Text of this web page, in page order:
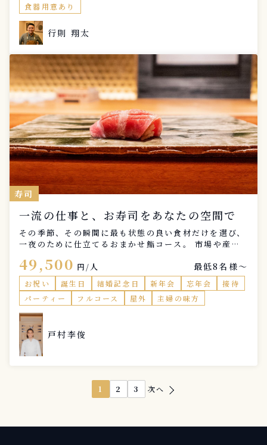
食器用意あり
行則 翔太
寿司
一流の仕事と、お寿司をあなたの空間で
その季節、その瞬間に最も状態の良い食材だけを選び、
一夜のために仕立てるおまかせ鮨コース。 市場や産地
断したネタのみを使用します。 コースは、江戸前の仕
事を軸に構成した握りを中心に、酒肴として楽しめるお
つまみと、 口を整える玉子焼き、締めに中巻き、そし
て静かに余韻を残すお味噌汁まで、一連の流れとして完
成させます。 素材の良さをただ並べるのではなく、 仕
込み、温度、シャリとネタのバランス、提供の間合いに
至るまで、 一流店で培った仕事をそのまま、プライベ
ートな空間で再現。 店では味わえない距離感と、時間
の流れ。 お客様の空間で完成する、一夜限りのおまか
せ鮨をお楽しみください。 【 おまかせ内容（例）】 ※
仕入れ状況・季節により内容は変わります ◯蛤 一番出
し まずは身体を温めていただく一杯 蛤の旨みを引き出
ならではのおつまみとしてご提供 ◯鰆 刺身 その日の状
49,500 円/人 最低8名様〜
お祝い 誕生日 結婚記念日 新年会 忘年会
接待
パーティー
フルコース 屋外 主婦の味方
戸村李俊
1 2 3 次へ